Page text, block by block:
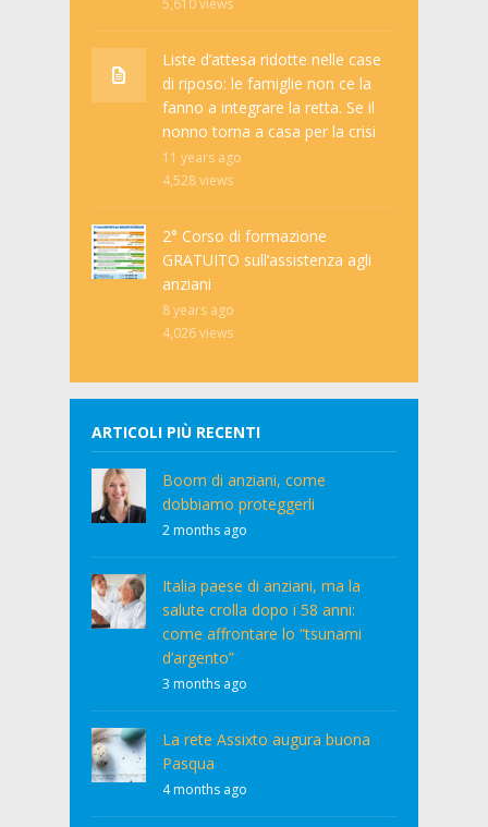
5,610views
Liste d’attesa ridotte nelle case
di riposo: le famiglie non ce la
fanno a integrare la retta. Se il
nonno torna a casa per la crisi
11 years ago
4,528views
2° Corso di formazione
GRATUITO sull’assistenza agli
anziani
8 years ago
4,026views
ARTICOLI PIÙ RECENTI
Boom di anziani, come
dobbiamo proteggerli
2 months ago
Italia paese di anziani, ma la
salute crolla dopo i 58 anni:
come affrontare lo “tsunami
d’argento”
3 months ago
La rete Assixto augura buona
Pasqua
4 months ago